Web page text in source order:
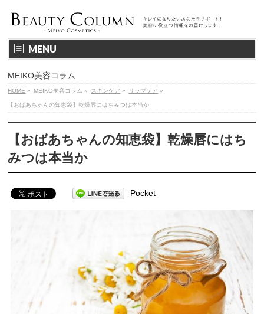
MENU
MEIKO美容コラム
HOME » MEIKO美容コラム » スキンケア » リップケア »
【おばあちゃんの知恵袋】乾燥唇にはちみつは本当か
【おばあちゃんの知恵袋】乾燥唇にはち
みつは本当か
Pocket